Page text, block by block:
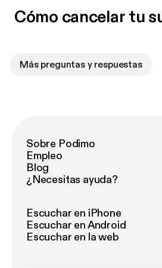
Cómo cancelar tu
Más preguntas y respuestas
Sobre Podimo
Empleo
Blog
¿Necesitas ayuda?
Escuchar en iPhone
Escuchar en Android
Escuchar en la web